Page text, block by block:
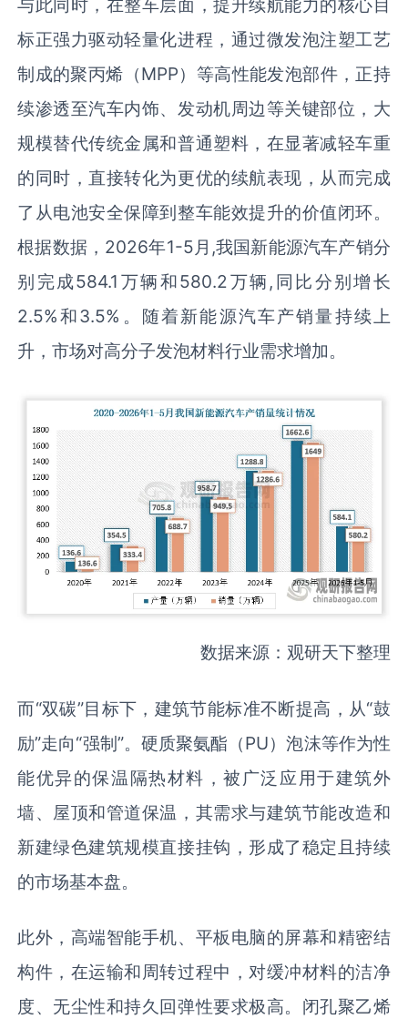
与此同时，在整车层面，提升续航能力的核心目
标正强力驱动轻量化进程，通过微发泡注塑工艺
制成的聚丙烯（MPP）等高性能发泡部件，正持
续渗透至汽车内饰、发动机周边等关键部位，大
规模替代传统金属和普通塑料，在显著减轻车重
的同时，直接转化为更优的续航表现，从而完成
了从电池安全保障到整车能效提升的价值闭环。
根据数据，2026年1-5月,我国新能源汽车产销分
别完成584.1万辆和580.2万辆,同比分别增长
2.5%和3.5%。随着新能源汽车产销量持续上
升，市场对高分子发泡材料行业需求增加。
数据来源：观研天下整理
而“双碳”目标下，建筑节能标准不断提高，从“鼓
励”走向“强制”。硬质聚氨酯（PU）泡沫等作为性
能优异的保温隔热材料，被广泛应用于建筑外
墙、屋顶和管道保温，其需求与建筑节能改造和
新建绿色建筑规模直接挂钩，形成了稳定且持续
的市场基本盘。
此外，高端智能手机、平板电脑的屏幕和精密结
构件，在运输和周转过程中，对缓冲材料的洁净
度、无尘性和持久回弹性要求极高。闭孔聚乙烯